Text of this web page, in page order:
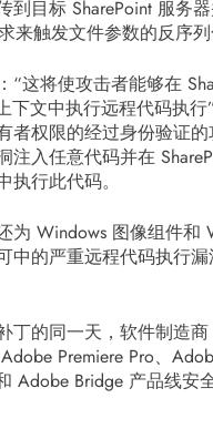
到目标 SharePoint 服务
来触发文件参数的反序列
“这将使攻击者能够在
下文中执行远程代码执
者权限的经过身份验证
注入任意代码并在
执行此代码。
为 Windows 图像组件和
中的严重远程代码执行
丁的同一天，软件制造
Premiere Pro、
Adobe Bridge 产品线安